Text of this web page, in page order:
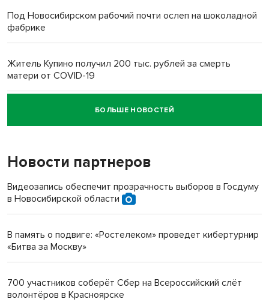
Под Новосибирском рабочий почти ослеп на шоколадной
фабрике
Житель Купино получил 200 тыс. рублей за смерть
матери от COVID-19
Новосибирский суд наказал водителя за смерть
пенсионерки на вокзале
«Мы живём на пастбище!»: в новосибирском селе лошади
терроризируют жителей
Инвалид получил условный срок за избиение врачей
БОЛЬШЕ НОВОСТЕЙ
Новости партнеров
Видеозапись обеспечит прозрачность выборов в Госдуму
в Новосибирской области
В память о подвиге: «Ростелеком» проведет кибертурнир
«Битва за Москву»
700 участников соберёт Сбер на Всероссийский слёт
волонтёров в Красноярске